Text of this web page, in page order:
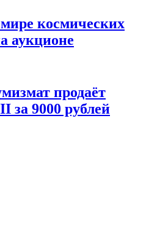
космических
аукционе
продаёт
за 9000 рублей